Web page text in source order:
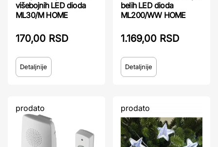
višebojnih LED dioda
ML30/M HOME
170,00 RSD
Detaljnije
belih LED dioda
ML200/WW HOME
1.169,00 RSD
Detaljnije
prodato prodato